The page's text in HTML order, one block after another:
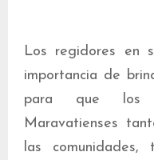
Los regidores en
importancia de
para que los
Maravatienses
las